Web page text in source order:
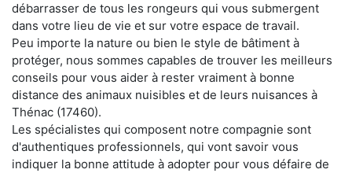
débarrasser de tous les rongeurs qui vous submergent
dans votre lieu de vie et sur votre espace de travail.
Peu importe la nature ou bien le style de bâtiment à
protéger, nous sommes capables de trouver les meilleurs
conseils pour vous aider à rester vraiment à bonne
distance des animaux nuisibles et de leurs nuisances à
Thénac (17460).
Les spécialistes qui composent notre compagnie sont
d'authentiques professionnels, qui vont savoir vous
indiquer la bonne attitude à adopter pour vous défaire de